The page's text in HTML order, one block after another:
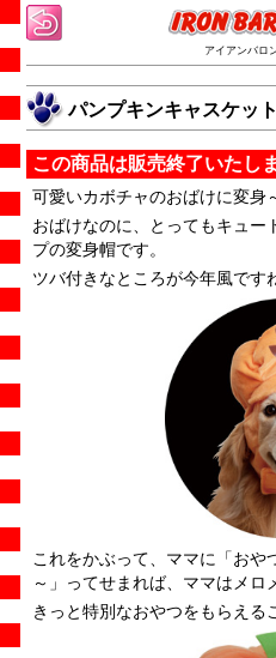
アイアンバロ
パンプキンキャスケット
この商品は販売終了いたし
可愛いカボチャのおばけに変身
おばけなのに、とってもキュー
プの変身帽です。
ツバ付きなところが今年風です
これをかぶって、ママに「お
～」ってせまれば、ママはメロ
きっと特別なおやつをもらえる